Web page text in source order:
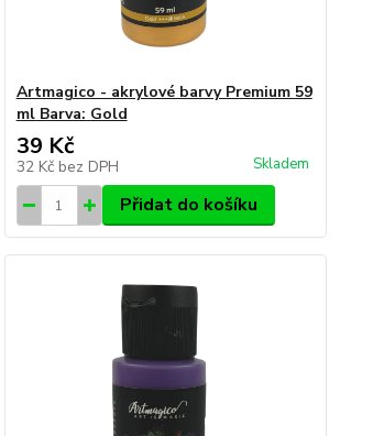
Artmagico - akrylové barvy Premium 59
ml Barva: Gold
39 Kč
32 Kč bez DPH Skladem
Přidat do košíku